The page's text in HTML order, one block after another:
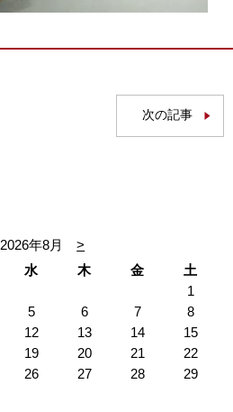
次の記事
2026年8月
>
水 木 金
土
1
5 6 7
8
12 13 14
15
19 20 21
22
26 27 28
29